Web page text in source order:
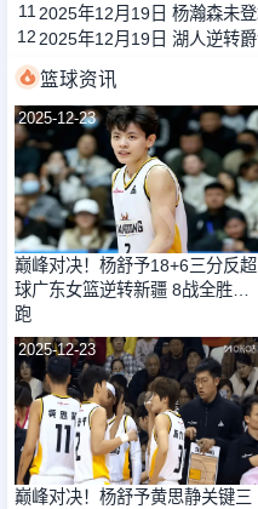
11
12
篮球资讯
2025-12-23
巅峰对决！杨舒予18+6三分反超
球广东女篮逆转新疆 8战全胜领
跑
2025-12-23
巅峰对决！杨舒予黄思静关键三